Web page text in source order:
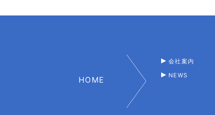
HOME
会社案内
NEWS